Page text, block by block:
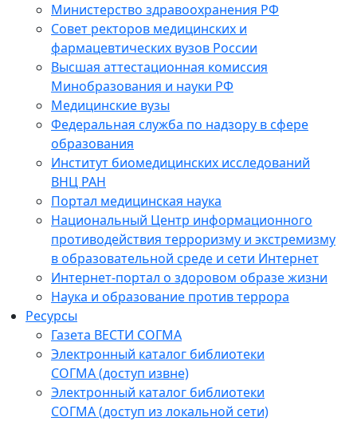
Министерство здравоохранения РФ
Совет ректоров медицинских и
фармацевтических вузов России
Высшая аттестационная комиссия
Минобразования и науки РФ
Медицинские вузы
Федеральная служба по надзору в сфере
образования
Институт биомедицинских исследований
ВНЦ РАН
Портал медицинская наука
Национальный Центр информационного
противодействия терроризму и экстремизму
в образовательной среде и сети Интернет
Интернет-портал о здоровом образе жизни
Наука и образование против террора
Ресурсы
Газета ВЕСТИ СОГМА
Электронный каталог библиотеки
СОГМА (доступ извне)
Электронный каталог библиотеки
СОГМА (доступ из локальной сети)